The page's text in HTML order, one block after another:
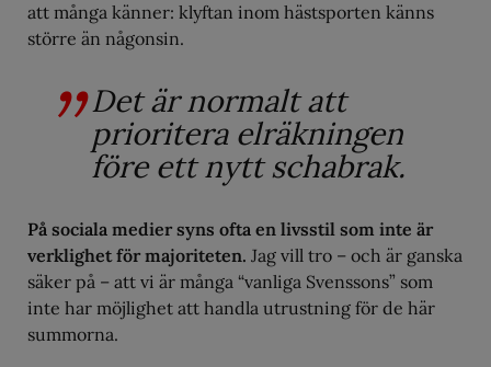
att många känner: klyftan inom hästsporten känns
större än någonsin.
Det är normalt att
prioritera elräkningen
före ett nytt schabrak.
På sociala medier syns ofta en livsstil som inte är
verklighet för majoriteten. Jag vill tro – och är ganska
säker på – att vi är många “vanliga Svenssons” som
inte har möjlighet att handla utrustning för de här
summorna.